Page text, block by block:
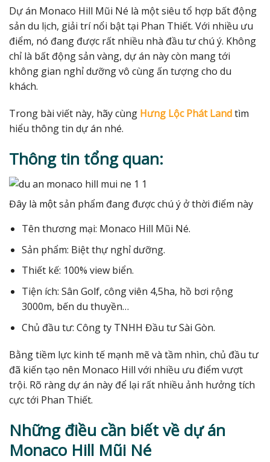
Dự án Monaco Hill Mũi Né là một siêu tổ hợp bất động
sản du lịch, giải trí nổi bật tại Phan Thiết. Với nhiều ưu
điểm, nó đang được rất nhiều nhà đầu tư chú ý. Không
chỉ là bất động sản vàng, dự án này còn mang tới
không gian nghỉ dưỡng vô cùng ấn tượng cho du
khách.
Trong bài viết này, hãy cùng Hưng Lộc Phát Landtìm
hiểu thông tin dự án nhé.
Thông tin tổng quan:
Đây là một sản phẩm đang được chú ý ở thời điểm này
Tên thương mại: Monaco Hill Mũi Né.
Sản phẩm: Biệt thự nghỉ dưỡng.
Thiết kế: 100% view biển.
Tiện ích: Sân Golf, công viên 4,5ha, hồ bơi rộng
3000m, bến du thuyền…
Chủ đầu tư: Công ty TNHH Đầu tư Sài Gòn.
Bằng tiềm lực kinh tế mạnh mẽ và tầm nhìn, chủ đầu tư
đã kiến tạo nên Monaco Hill với nhiều ưu điểm vượt
trội. Rõ ràng dự án này để lại rất nhiều ảnh hưởng tích
cực tới Phan Thiết.
Những điều cần biết về dự án
Monaco Hill Mũi Né